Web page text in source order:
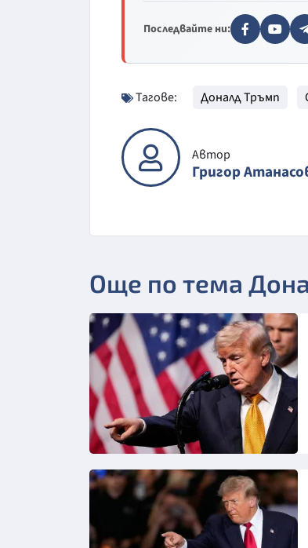
Последвайте ни:
Тагове: Доналд Тръмп
Автор
Григор
Още по тема
Снимка: Асошиейтед прес